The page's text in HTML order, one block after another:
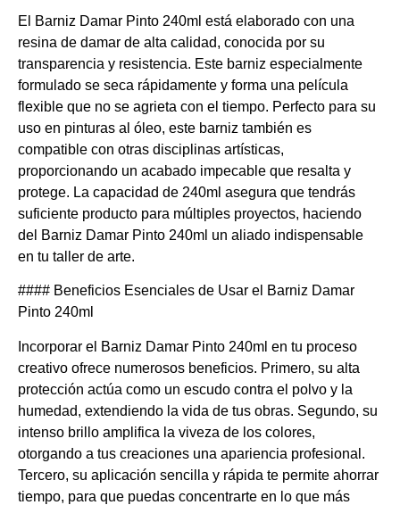
El Barniz Damar Pinto 240ml está elaborado con una
resina de damar de alta calidad, conocida por su
transparencia y resistencia. Este barniz especialmente
formulado se seca rápidamente y forma una película
flexible que no se agrieta con el tiempo. Perfecto para su
uso en pinturas al óleo, este barniz también es
compatible con otras disciplinas artísticas,
proporcionando un acabado impecable que resalta y
protege. La capacidad de 240ml asegura que tendrás
suficiente producto para múltiples proyectos, haciendo
del Barniz Damar Pinto 240ml un aliado indispensable
en tu taller de arte.
#### Beneficios Esenciales de Usar el Barniz Damar
Pinto 240ml
Incorporar el Barniz Damar Pinto 240ml en tu proceso
creativo ofrece numerosos beneficios. Primero, su alta
protección actúa como un escudo contra el polvo y la
humedad, extendiendo la vida de tus obras. Segundo, su
intenso brillo amplifica la viveza de los colores,
otorgando a tus creaciones una apariencia profesional.
Tercero, su aplicación sencilla y rápida te permite ahorrar
tiempo, para que puedas concentrarte en lo que más